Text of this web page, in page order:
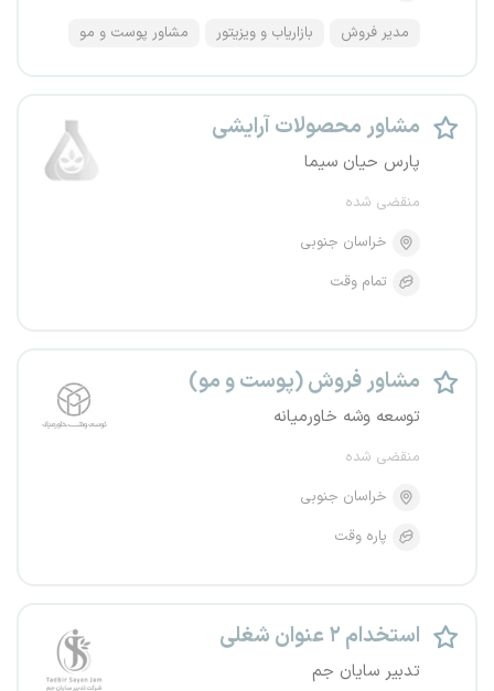
مدیر فروش بازاریاب و ویزیتور مشاور پوست و مو
مشاور محصولات آرایشی
پارس حیان سیما
منقضی شده
خراسان جنوبی
تمام وقت
مشاور فروش (پوست و مو)
توسعه وشه خاورمیانه
منقضی شده
خراسان جنوبی
پاره وقت
استخدام ۲ عنوان شغلی
تدبیر سایان جم